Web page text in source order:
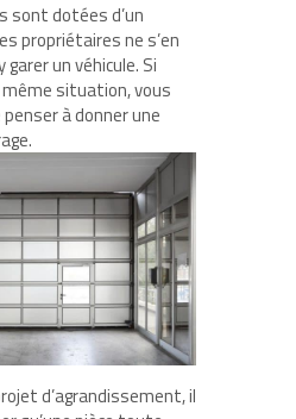
sont dotées d’un
propriétaires ne s’en
un véhicule. Si
situation, vous
à donner une
d’agrandissement, il